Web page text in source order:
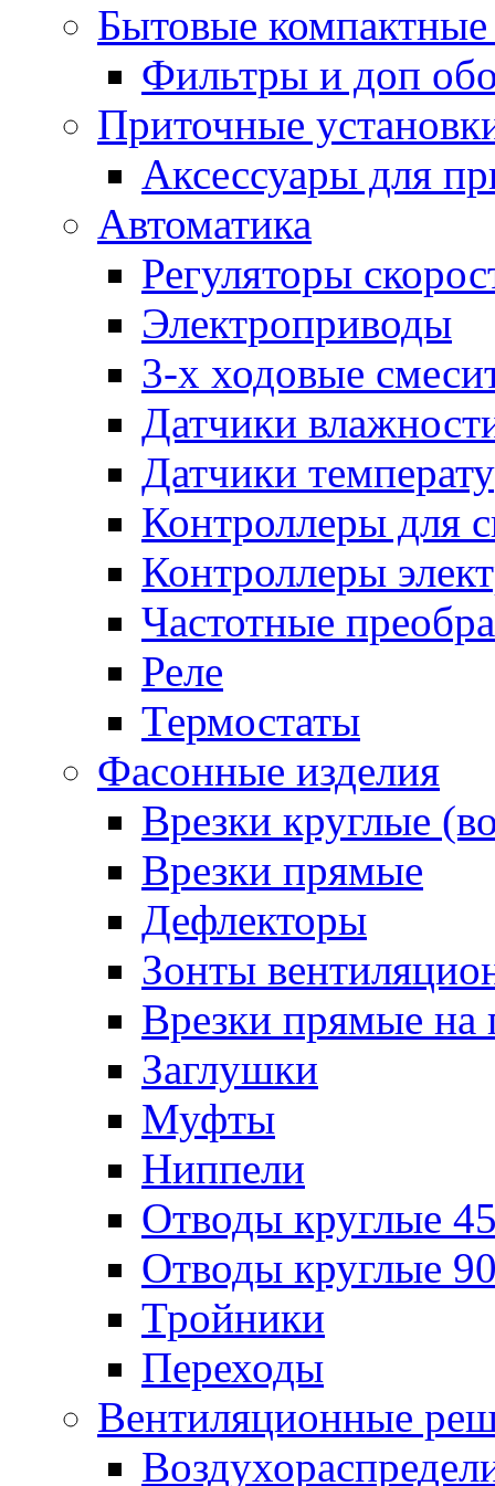
Бытовые
Фильтры и доп
Приточные
Аксессуары для
Автоматика
Регуляторы
Электроприводы
3-х ходовые
Датчики
Датчики
Контроллеры для
Контроллеры
Частотные
Реле
Термостаты
Фасонные изделия
Врезки круглые
Врезки прямые
Дефлекторы
Зонты
Врезки прямые на
Заглушки
Муфты
Ниппели
Отводы круглые
Отводы круглые
Тройники
Переходы
Вентиляционные